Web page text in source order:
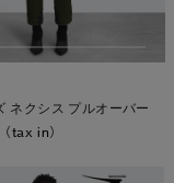
ネクシス プルオーバー
tax in）